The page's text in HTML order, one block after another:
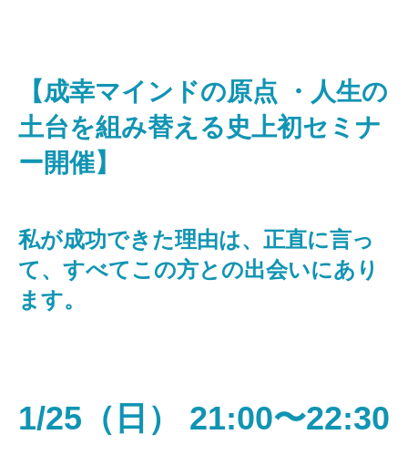
【成幸マインドの原点 ・人生の
土台を組み替える史上初セミナ
ー開催】
私が成功できた理由は、正直に言っ
て、すべてこの方との出会いにあり
ます。
1/25（日） 21:00〜22:30